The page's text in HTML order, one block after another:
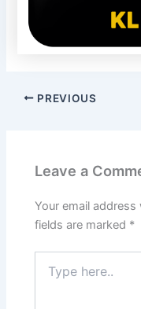
PREVIOUS
Leave a
Your email
fields are marked *
here..